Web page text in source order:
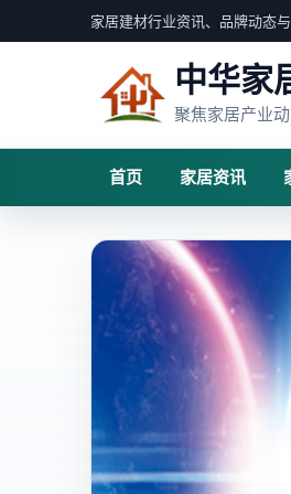
家居建材行业资讯、品牌动态
中华家
聚焦家居产业
首页 家居资讯